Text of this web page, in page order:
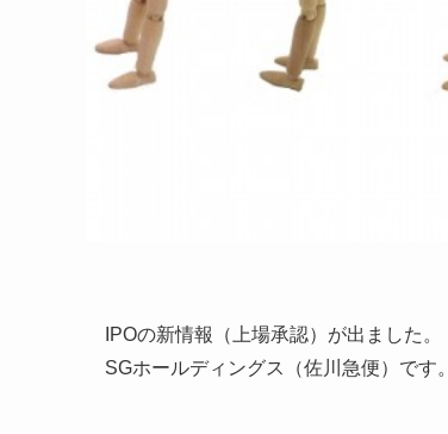
IPOの新情報（上場承認）が出ました。
SGホールディングス（佐川急便）です。